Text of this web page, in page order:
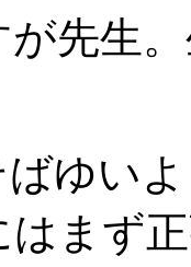
が先生
ばゆい
まず